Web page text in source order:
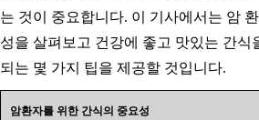
는 것이 중요합니다. 이 기사에서는 암
성을 살펴보고 건강에 좋고 맛있는 간식
되는 몇 가지 팁을 제공할 것입니다.
암환자를 위한 간식의 중요성